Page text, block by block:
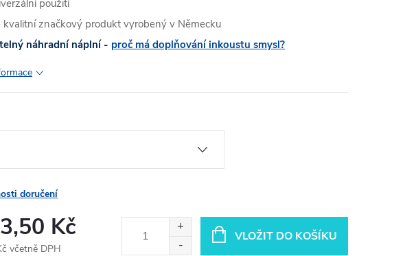
použití
kvalitní značkový produkt vyrobený v Německu
náhradní náplní - proč má doplňování inkoustu smysl?
doručení
Kč
včetně DPH
VLOŽIT DO KOŠÍKU